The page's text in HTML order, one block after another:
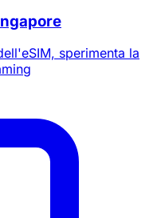
sperimenta la